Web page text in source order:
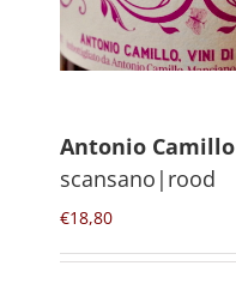
Mijn Account
Zoeken
Antonio Camillo
scansano|rood
€18,80